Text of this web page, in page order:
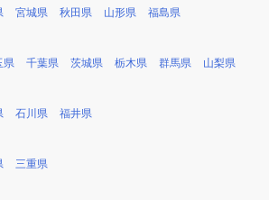
宮城県 秋田県 山形県 福島県
県 千葉県 茨城県 栃木県 群馬県 山梨県
石川県 福井県
三重県